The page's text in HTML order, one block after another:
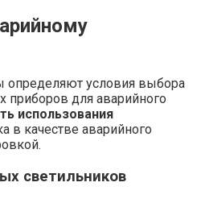
условия выбора
приборов для аварийного
использования
в качестве аварийного
светильников